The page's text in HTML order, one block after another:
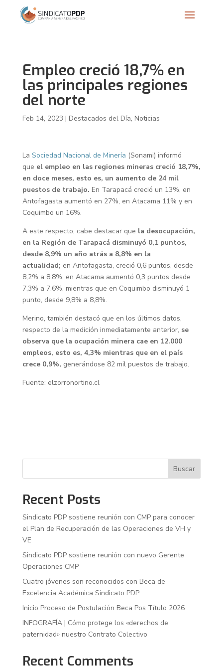
Empleo creció 18,7% en
las principales regiones
del norte
Feb 14, 2023 | Destacados del Día, Noticias
La Sociedad Nacional de Minería (Sonami) informó
que el empleo en las regiones mineras creció 18,7%,
en doce meses, esto es, un aumento de 24 mil
puestos de trabajo. En Tarapacá creció un 13%, en
Antofagasta aumentó en 27%, en Atacama 11% y en
Coquimbo un 16%.
A este respecto, cabe destacar que la desocupación,
en la Región de Tarapacá disminuyó 0,1 puntos,
desde 8,9% un año atrás a 8,8% en la
actualidad; en Antofagasta, creció 0,6 puntos, desde
8,2% a 8,8%; en Atacama aumentó 0,3 puntos desde
7,3% a 7,6%, mientras que en Coquimbo disminuyó 1
punto, desde 9,8% a 8,8%.
Merino, también destacó que en los últimos datos,
respecto de la medición inmediatamente anterior, se
observa que la ocupación minera cae en 12.000
empleos, esto es, 4,3% mientras que en el país
crece 0,9%, generándose 82 mil puestos de trabajo.
Fuente: elzorronortino.cl
Buscar
Recent Posts
Sindicato PDP sostiene reunión con CMP para conocer
el Plan de Recuperación de las Operaciones de VH y
VE
Sindicato PDP sostiene reunión con nuevo Gerente
Operaciones CMP
Cuatro jóvenes son reconocidos con Beca de
Excelencia Académica Sindicato PDP
Inicio Proceso de Postulación Beca Pos Título 2026
INFOGRAFÍA | Cómo protege los «derechos de
paternidad» nuestro Contrato Colectivo
Recent Comments